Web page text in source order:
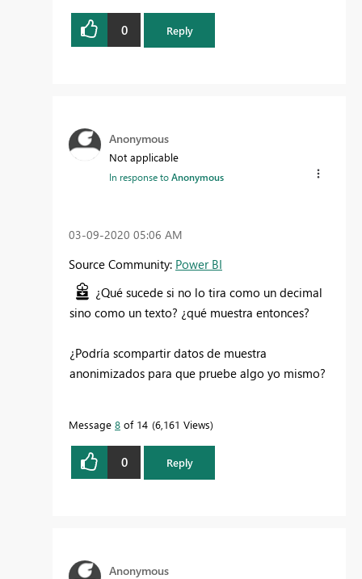
0 Reply
Anonymous
Not applicable
In response toAnonymous
‎03-09-2020 05:06 AM
Source Community: Power BI
¿Qué sucede si no lo tira como un decimal
sino como un texto? ¿qué muestra entonces?
¿Podría scompartir datos de muestra
anonimizados para que pruebe algo yo mismo?
Message 8 of 14 6,161 Views
0 Reply
Anonymous